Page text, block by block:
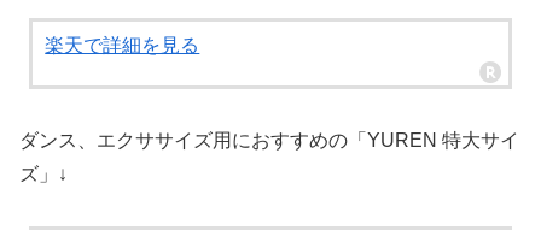
楽天で詳細を見る
ダンス、エクササイズ用におすすめの「YUREN 特大サイ
ズ」↓